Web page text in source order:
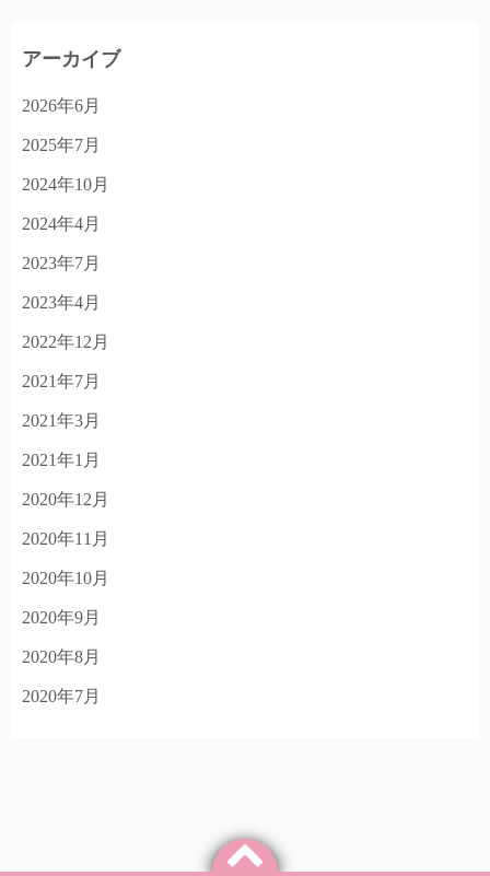
アーカイブ
2026年6月
2025年7月
2024年10月
2024年4月
2023年7月
2023年4月
2022年12月
2021年7月
2021年3月
2021年1月
2020年12月
2020年11月
2020年10月
2020年9月
2020年8月
2020年7月